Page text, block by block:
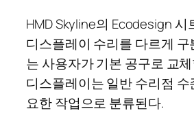
HMD Skyline의 Ecodesign
디스플레이 수리를 다르게 구
는 사용자가 기본 공구로 교
디스플레이는 일반 수리점 수
요한 작업으로 분류된다.